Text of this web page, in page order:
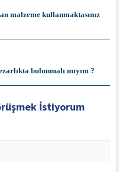
malzeme kullanmaktasınız
bulunmalı mıyım ?
İstiyorum